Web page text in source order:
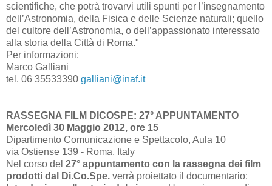
scientifiche, che potrà trovarvi utili spunti per l’insegnamento
dell’Astronomia, della Fisica e delle Scienze naturali; quello
del cultore dell’Astronomia, o dell’appassionato interessato
alla storia della Città di Roma."
Per informazioni:
Marco Galliani
tel. 06 35533390 galliani@inaf.it
RASSEGNA FILM DICOSPE: 27° APPUNTAMENTO
Mercoledì 30 Maggio 2012, ore 15
Dipartimento Comunicazione e Spettacolo, Aula 10
via Ostiense 139 - Roma, Italy
Nel corso del 27° appuntamento con la rassegna dei film
prodotti dal Di.Co.Spe. verrà proiettato il documentario: